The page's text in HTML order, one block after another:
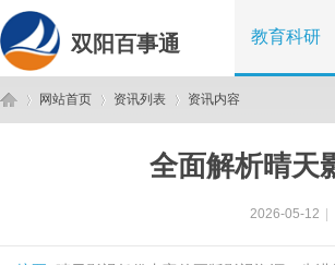
双阳百事通 教育科研
网站首页 资讯列表 资讯内容
全面解析晴天
2026-05-12